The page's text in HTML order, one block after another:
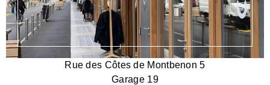
Rue des Côtes de Montbenon 5
Garage 19